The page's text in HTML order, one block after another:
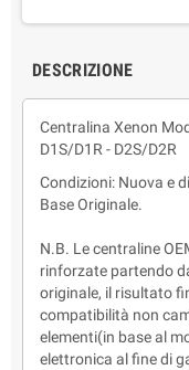
DESCRIZIONE
Centralina Xenon
D1S/D1R - D2S/D2R
Condizioni: Nuova e
Base Originale.
N.B. Le centraline
rinforzate partendo
originale, il risultato
compatibilità non
elementi(in base al
elettronica al fine di